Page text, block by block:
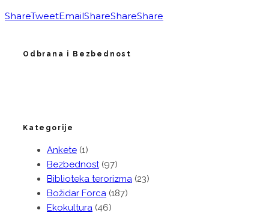
ShareTweetEmailShareShareShare
Odbrana i Bezbednost
Kategorije
Ankete (1)
Bezbednost(97)
Biblioteka terorizma (23)
Božidar Forca (187)
Ekokultura (46)